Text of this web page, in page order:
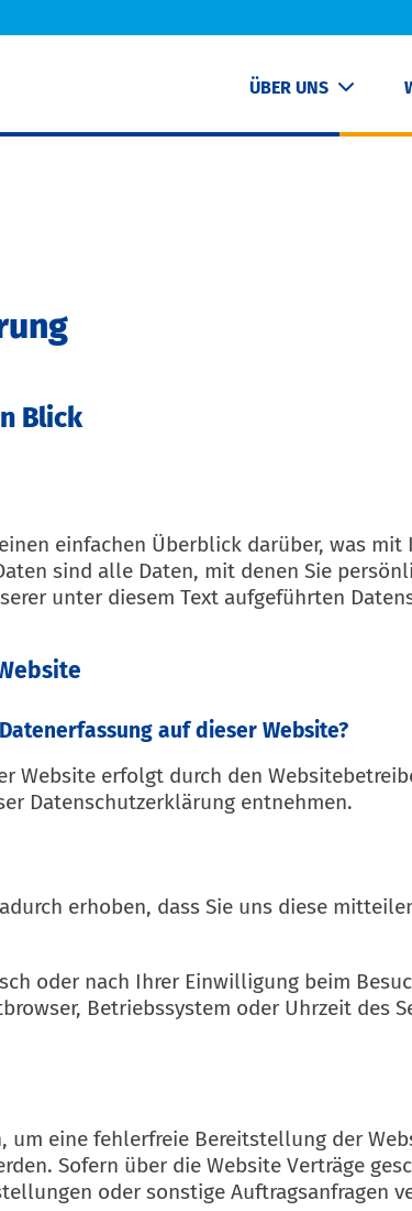
ÜBER UNS
Blick
einfachen Überblick darüber, was
sind alle Daten, mit denen Sie
unter diesem Text aufgeführten
auf dieser Website?
Website erfolgt durch den
Datenschutzerklärung entnehmen.
erhoben, dass Sie uns diese
oder nach Ihrer Einwilligung beim
Betriebssystem oder Uhrzeit des
um eine fehlerfreie Bereitstellung der
Sofern über die Website Verträge
oder sonstige Auftragsanfragen